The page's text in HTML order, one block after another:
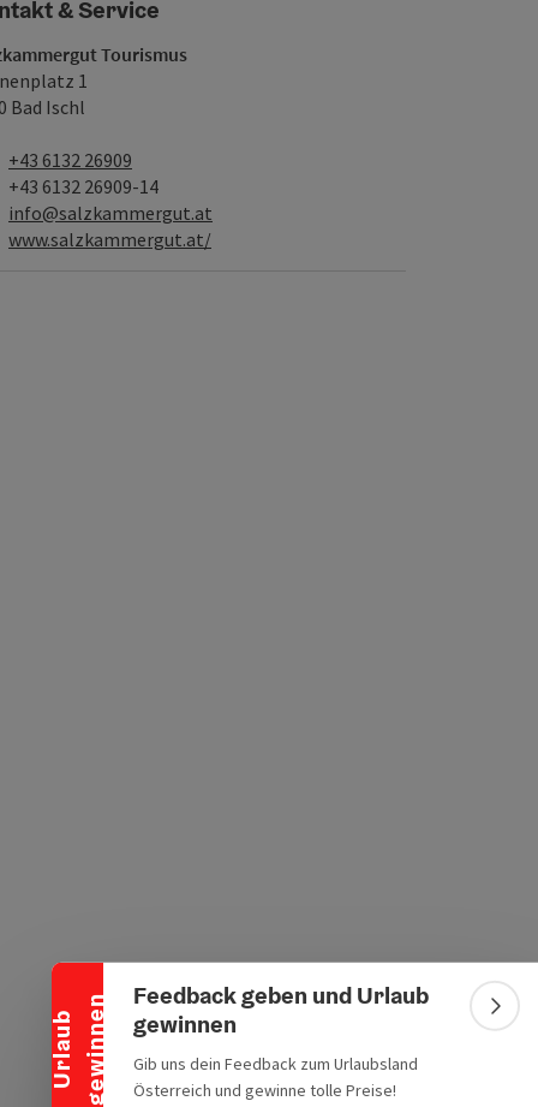
U
r
l
a
u
b
g
e
w
i
n
n
e n
Banner einklappen
Feedback geben und Urlaub
gewinnen
Gib uns dein Feedback zum Urlaubsland
Österreich und gewinne tolle Preise!
& Service
Tourismus
1
Bad Ischl
Telefon
+43 6132 26909
Fax
+43 6132 26909-14
E-Mail
info@salzkammergut.at
Web
www.salzkammergut.at/